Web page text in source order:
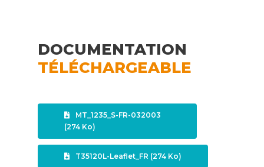
DOCUMENTATION
TÉLÉCHARGEABLE
MT_1235_S-FR-032003
(274 Ko)
T35120L-Leaflet_FR (274 Ko)